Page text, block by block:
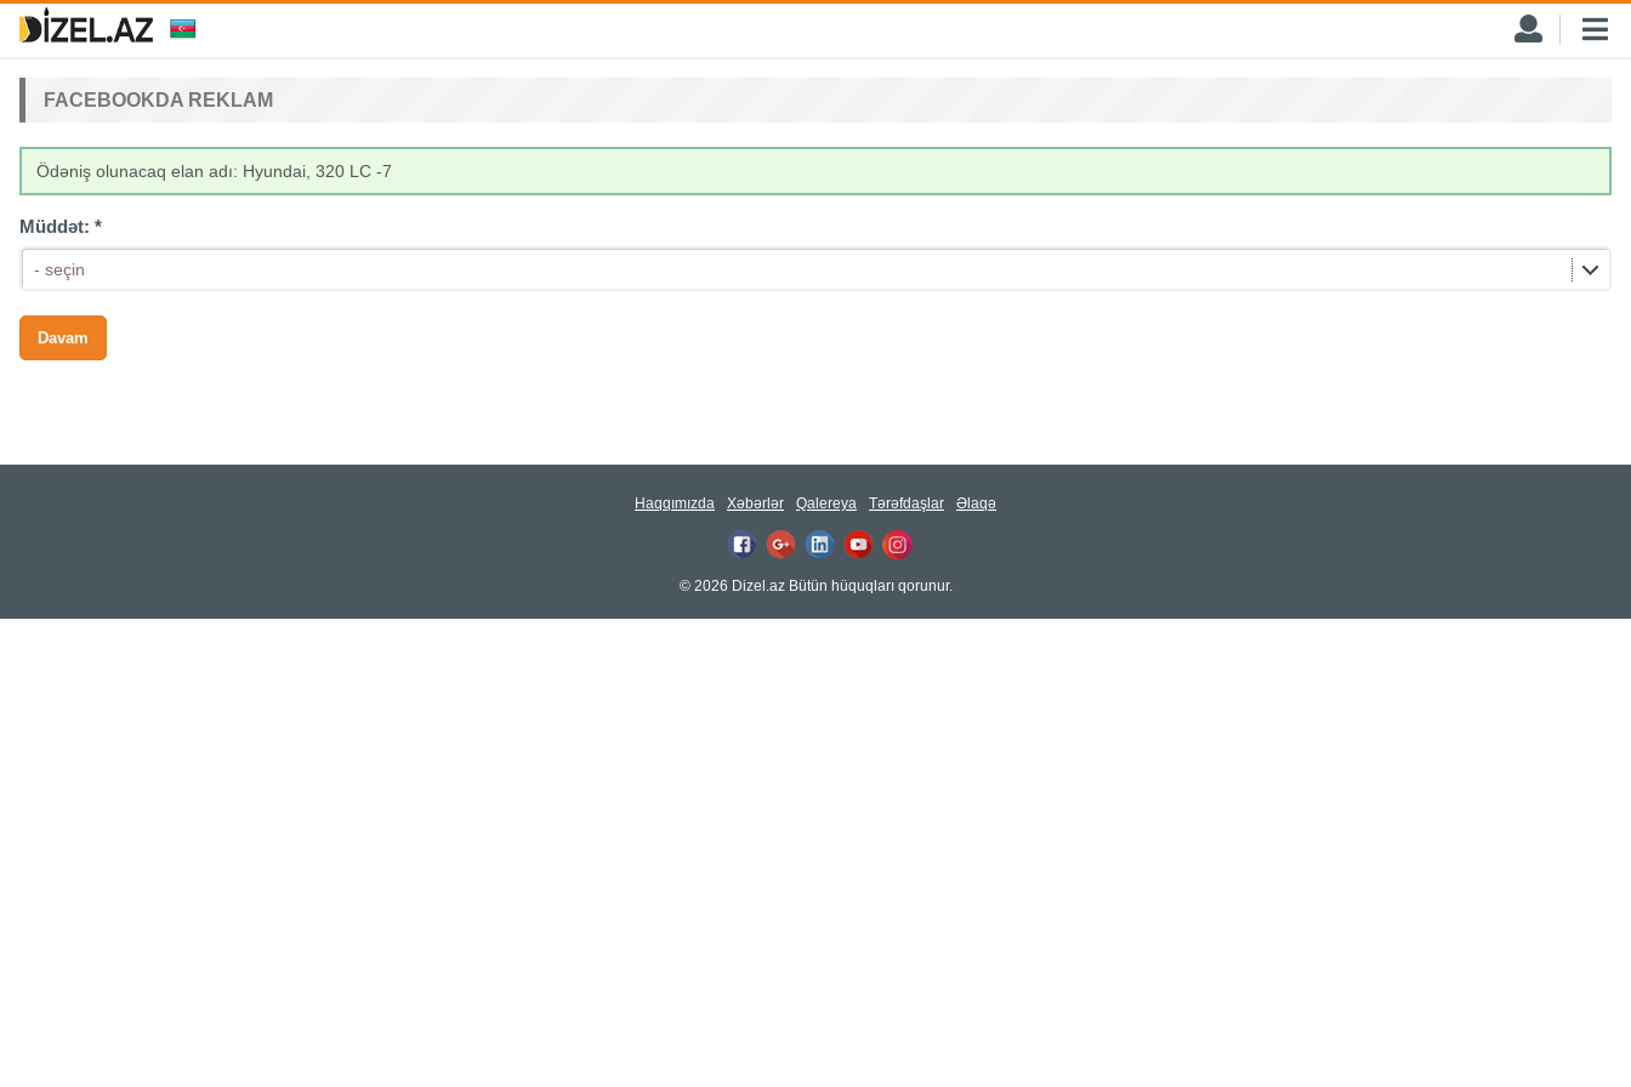
FACEBOOKDA REKLAM
Ödəniş olunacaq elan adı: Hyundai, 320 LC -7
Müddət: *
- seçin
Haqqımızda Xəbərlər Qalereya Tərəfdaşlar Əlaqə
© 2026 Dizel.az Bütün hüquqları qorunur.